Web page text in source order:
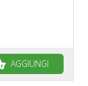
AGGIUNGI